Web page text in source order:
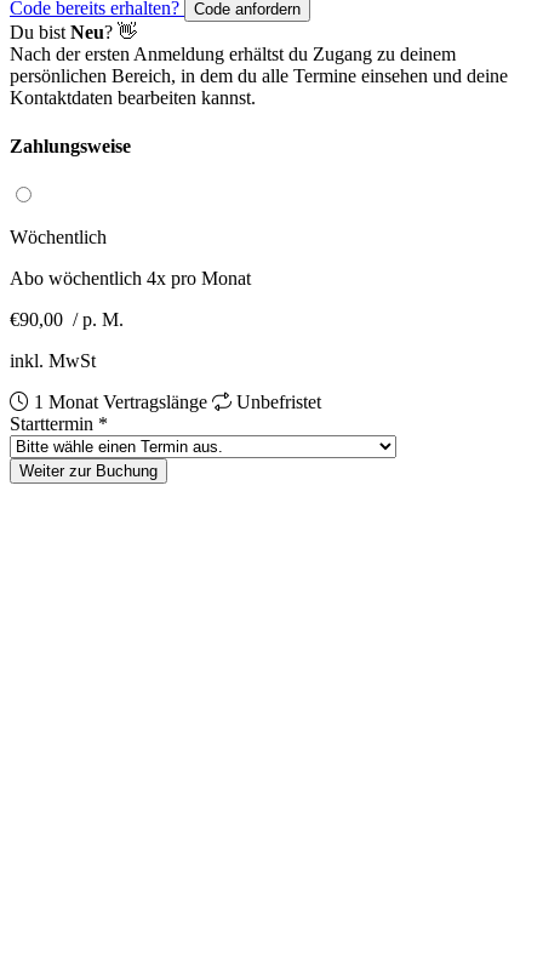
Code bereits erhalten? Code anfordern
Du bist Neu? 👋
Nach der ersten Anmeldung erhältst du Zugang zu deinem
persönlichen Bereich, in dem du alle Termine einsehen und deine
Kontaktdaten bearbeiten kannst.
Zahlungsweise
Wöchentlich
Abo wöchentlich 4x pro Monat
€90,00 / p. M.
inkl. MwSt
1 Monat Vertragslänge
Unbefristet
Starttermin *
Weiter zur Buchung